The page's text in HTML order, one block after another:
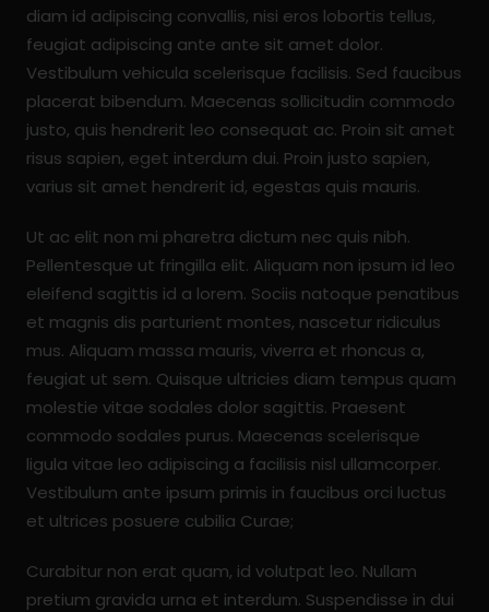
diam id adipiscing convallis, nisi eros lobortis tellus,
feugiat adipiscing ante ante sit amet dolor.
Vestibulum vehicula scelerisque facilisis. Sed faucibus
placerat bibendum. Maecenas sollicitudin commodo
justo, quis hendrerit leo consequat ac. Proin sit amet
risus sapien, eget interdum dui. Proin justo sapien,
varius sit amet hendrerit id, egestas quis mauris.
Ut ac elit non mi pharetra dictum nec quis nibh.
Pellentesque ut fringilla elit. Aliquam non ipsum id leo
eleifend sagittis id a lorem. Sociis natoque penatibus
et magnis dis parturient montes, nascetur ridiculus
mus. Aliquam massa mauris, viverra et rhoncus a,
feugiat ut sem. Quisque ultricies diam tempus quam
molestie vitae sodales dolor sagittis. Praesent
commodo sodales purus. Maecenas scelerisque
ligula vitae leo adipiscing a facilisis nisl ullamcorper.
Vestibulum ante ipsum primis in faucibus orci luctus
et ultrices posuere cubilia Curae;
Curabitur non erat quam, id volutpat leo. Nullam
pretium gravida urna et interdum. Suspendisse in dui